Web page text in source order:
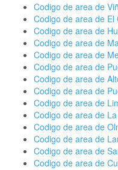
Codigo de area de
Codigo de area de El
Codigo de area de
Codigo de area de
Codigo de area de
Codigo de area de
Codigo de area de
Codigo de area de
Codigo de area de
Codigo de area de
Codigo de area de
Codigo de area de
Codigo de area de
Codigo de area de